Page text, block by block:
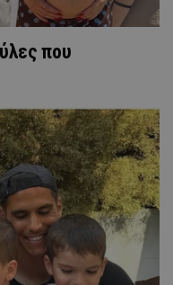
που